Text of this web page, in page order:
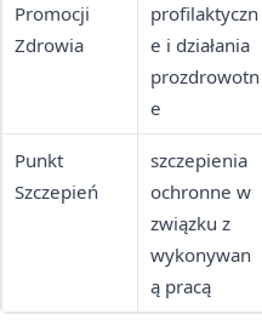
Promocji
Zdrowia
profilaktyczn
e i działania
prozdrowotn
e
Punkt
Szczepień
szczepienia
ochronne w
związku z
wykonywan
ą pracą